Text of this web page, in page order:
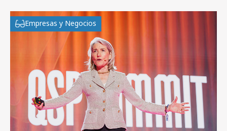
Empresas y Negocios